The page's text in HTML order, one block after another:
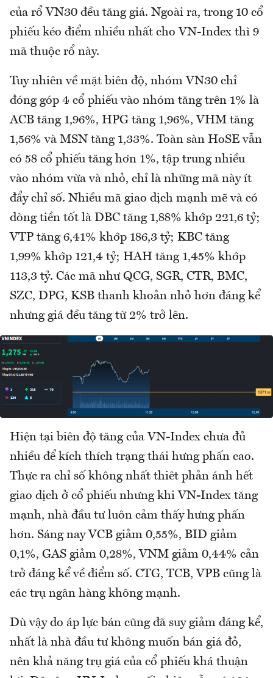
của rổ VN30 đều tăng giá. Ngoài ra, trong 10 cổ
phiếu kéo điểm nhiều nhất cho VN-Index thì 9
mã thuộc rổ này.
Tuy nhiên về mặt biên độ, nhóm VN30 chỉ
đóng góp 4 cổ phiếu vào nhóm tăng trên 1% là
ACB tăng 1,96%, HPG tăng 1,96%, VHM tăng
1,56% và MSN tăng 1,33%. Toàn sàn HoSE vẫn
có 58 cổ phiếu tăng hơn 1%, tập trung nhiều
vào nhóm vừa và nhỏ, chỉ là những mã này ít
đẩy chỉ số. Nhiều mã giao dịch mạnh mẽ và có
dòng tiền tốt là DBC tăng 1,88% khớp 221,6 tỷ;
VTP tăng 6,41% khớp 186,3 tỷ; KBC tăng
1,99% khớp 121,4 tỷ; HAH tăng 1,45% khớp
113,3 tỷ. Các mã như QCG, SGR, CTR, BMC,
SZC, DPG, KSB thanh khoản nhỏ hơn đáng kể
nhưng giá đều tăng từ 2% trở lên.
Hiện tại biên độ tăng của VN-Index chưa đủ
nhiều để kích thích trạng thái hưng phấn cao.
Thực ra chỉ số không nhất thiêt phản ánh hết
giao dịch ở cổ phiếu nhưng khi VN-Index tăng
mạnh, nhà đầu tư luôn cảm thấy hưng phấn
hơn. Sáng nay VCB giảm 0,55%, BID giảm
0,1%, GAS giảm 0,28%, VNM giảm 0,44% cản
trở đáng kể về điểm số. CTG, TCB, VPB cũng là
các trụ ngân hàng không mạnh.
Dù vậy do áp lực bán cũng đã suy giảm đáng kể,
nhất là nhà đầu tư không muốn bán giá đỏ,
nên khả năng trụ giá của cổ phiếu khá thuận